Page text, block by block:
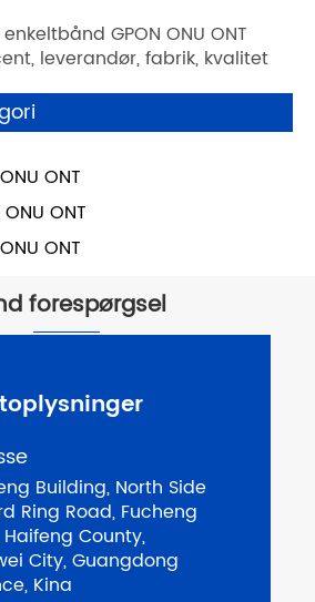
GPON ONU ONT
leverandør, fabrik, kvalitet
ONT
ONT
ONT
forespørgsel
Building, North Side
Ring Road, Fucheng
Haifeng County,
City, Guangdong
Kina